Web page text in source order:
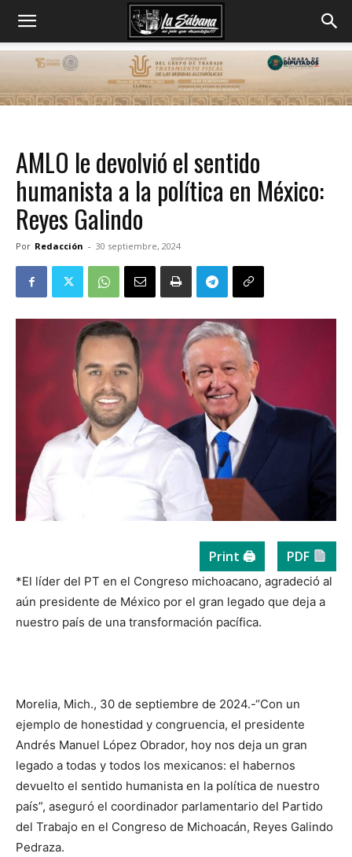
AMLO le devolvió el sentido
humanista a la política en México:
Reyes Galindo
Por Redacción - 30 septiembre, 2024
Print 🖨 PDF
*El líder del PT en el Congreso michoacano, agradeció al
aún presidente de México por el gran legado que deja a
nuestro país de una transformación pacífica.
Morelia, Mich., 30 de septiembre de 2024.-“Con un
ejemplo de honestidad y congruencia, el presidente
Andrés Manuel López Obrador, hoy nos deja un gran
legado a todas y todos los mexicanos: el habernos
devuelto el sentido humanista en la política de nuestro
país”, aseguró el coordinador parlamentario del Partido
del Trabajo en el Congreso de Michoacán, Reyes Galindo
Pedraza.